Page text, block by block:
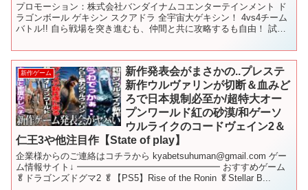
プロモーション：株式会社バンダイナムコエンターテインメント ド
ラゴンボール ゲキシン スクアドラ 全宇宙大ゲキシン！ 4vs4チーム
バトル!! 自ら戦場を突き進むも、仲間と共に攻略するも自由！ 試合
新作ゲーム
新作発表会がまさかの..プレステ
新作ウルヴァリンが切断＆血みど
ろで日本規制必至か/超特大オー
プンワールド紅の砂漠/和ゲーソ
ウルライクのコードヴェイン2＆
仁王3や他注目作【State of play】
企業様からのご連絡はコチラから kyabetsuhuman@gmail.com ゲー
ム情報サイト↓ ━━━━━━━━━━━━━━━━ おすすめゲーム
🥬ドラゴンズドグマ2 🥬【PS5】Rise of the Ronin 🥬Stellar B...